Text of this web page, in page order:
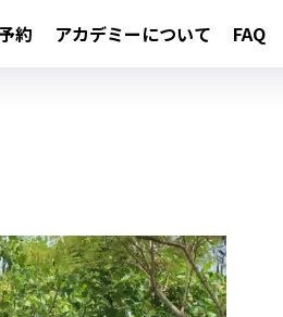
約 アカデミーについて FAQ